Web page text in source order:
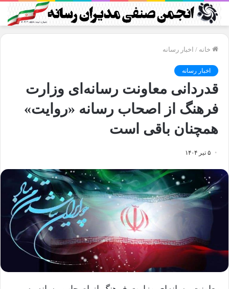
خانه / اخبار رسانه
اخبار رسانه
قدردانی معاونت رسانه‌ای وزارت
فرهنگ از اصحاب رسانه «روایت»
همچنان باقی است
۵ تیر ۱۴۰۴